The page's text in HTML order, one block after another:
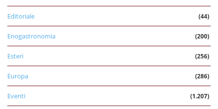
Editoriale (44)
Enogastronomia (200)
Esteri (256)
Europa (286)
Eventi (1.207)